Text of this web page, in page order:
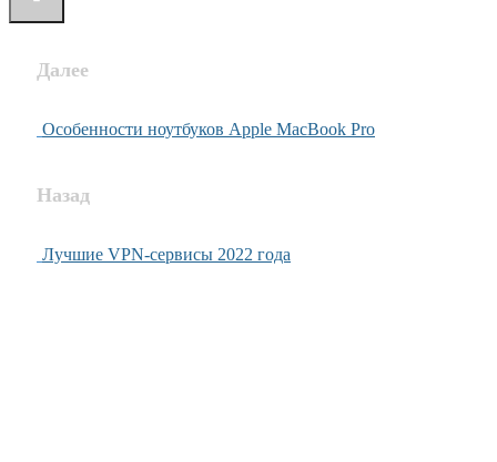
Далее
Особенности ноутбуков Apple MacBook Pro
Назад
Лучшие VPN-сервисы 2022 года